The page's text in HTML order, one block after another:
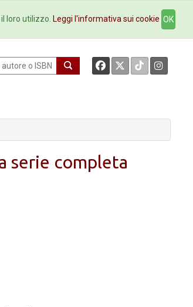
Ebookstore Contatti
serie completa
loro utilizzo. Leggi l'informativa sui cookie OK